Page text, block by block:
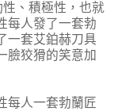
性、積極性，也就
每人發了一套勃
一套艾鉑赫刀具
臉狡猾的笑意加
人一套勃蘭匠